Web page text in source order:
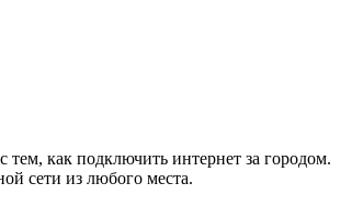
тем, как подключить интернет за городом.
сети из любого места.